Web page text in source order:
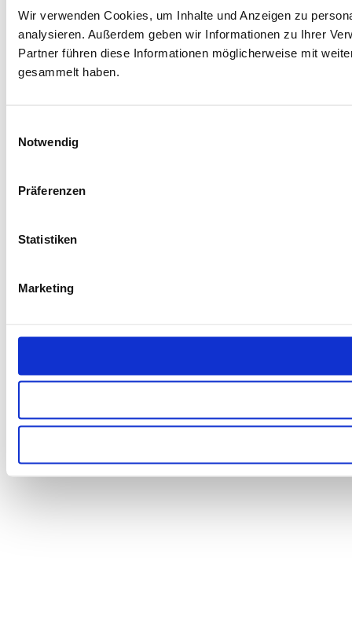
Wir verwenden Cookies, um Inhalte und Anzeigen zu
analysieren. Außerdem geben wir Informationen zu Ihrer
Partner führen diese Informationen möglicherweise mit
gesammelt haben.
Notwendig
Präferenzen
Statistiken
Marketing